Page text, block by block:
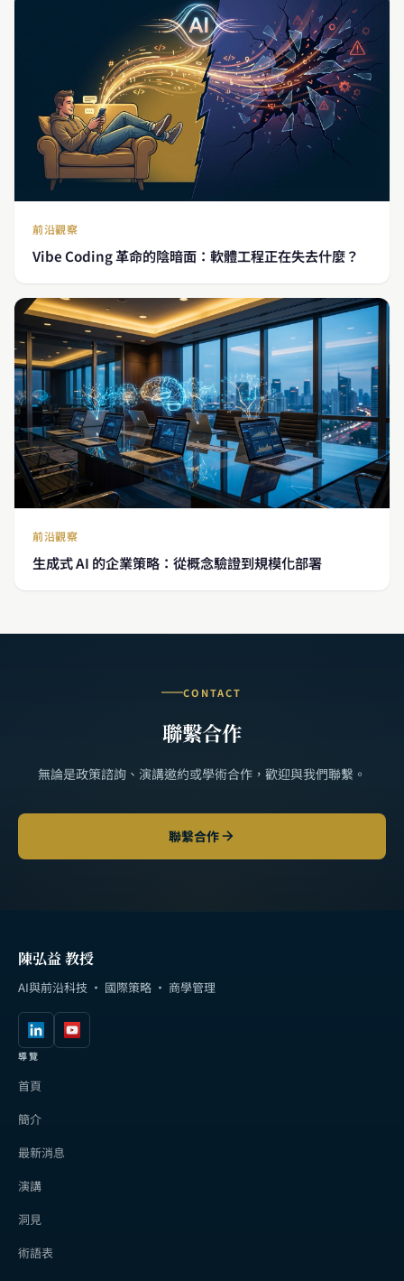
前沿觀察
Vibe Coding 革命的陰暗面：軟體工程正在失去什麼？
前沿觀察
生成式 AI 的企業策略：從概念驗證到規模化部署
CONTACT
聯繫合作
無論是政策諮詢、演講邀約或學術合作，歡迎與我們聯繫。
聯繫合作
陳弘益 教授
AI與前沿科技 · 國際策略 · 商學管理
導覽
首頁
簡介
最新消息
演講
洞見
術語表